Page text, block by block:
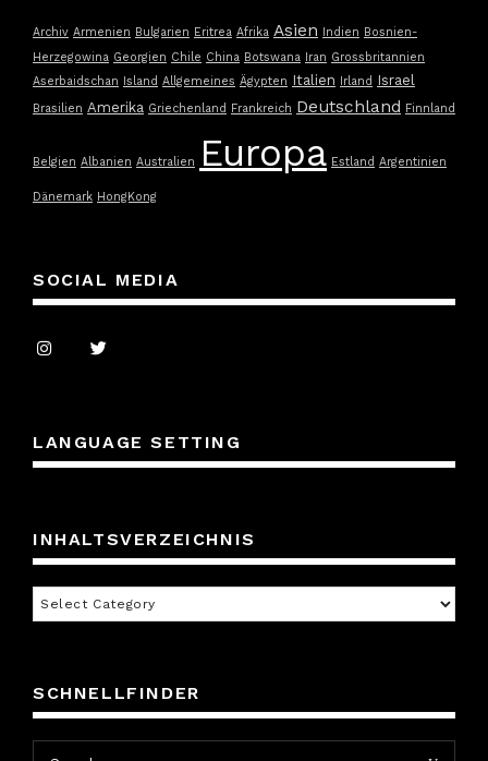
Archiv Armenien Bulgarien Eritrea Afrika Asien Indien Bosnien-
Herzegowina Georgien Chile China Botswana Iran Grossbritannien
Aserbaidschan Island Allgemeines Ägypten Italien Irland Israel
Brasilien Amerika Griechenland Frankreich Deutschland Finnland
Belgien Albanien Australien Europa Estland Argentinien
Dänemark HongKong
SOCIAL MEDIA
LANGUAGE SETTING
INHALTSVERZEICHNIS
Inhaltsverzeichnis
SCHNELLFINDER